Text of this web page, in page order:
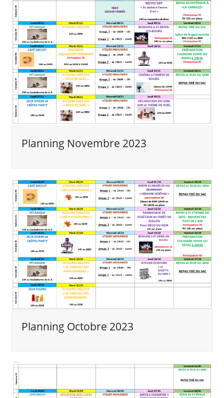
Planning Novembre 2023
Planning Octobre 2023